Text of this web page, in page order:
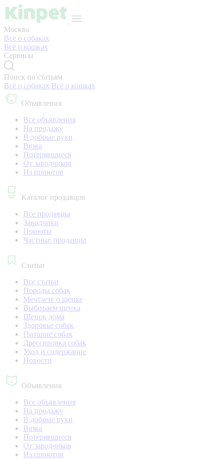
Москва
Всё о собаках
Всё о кошках
Сервисы
Поиск по статьям
Всё о собаках Всё о кошках
Объявления
Все объявления
На продажу
В добрые руки
Вязка
Потерявшиеся
От заводчиков
Из приютов
Каталог продавцов
Все продавцы
Заводчики
Приюты
Частные продавцы
Статьи
Все статьи
Породы собак
Мечтаете о щенке
Выбираем щенка
Щенок дома
Здоровье собак
Питание собак
Дрессировка собак
Уход и содержание
Новости
Объявления
Все объявления
На продажу
В добрые руки
Вязка
Потерявшиеся
От заводчиков
Из приютов